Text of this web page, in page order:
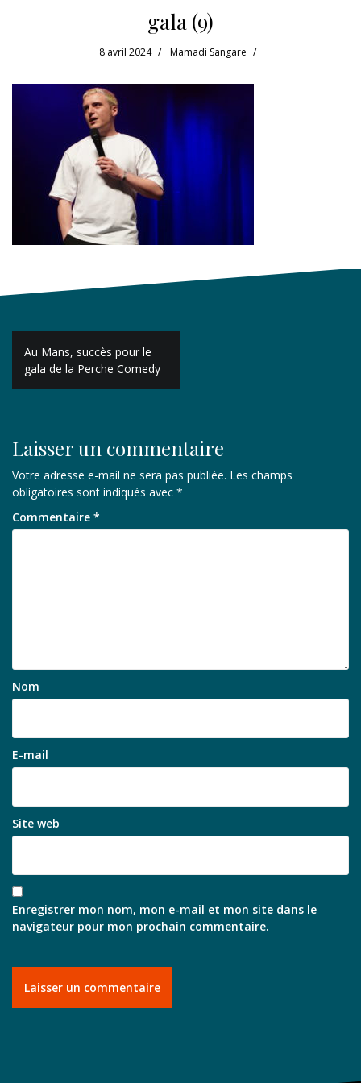
gala (9)
8 avril 2024 Mamadi Sangare
Navigation
de
l’article
Au Mans, succès pour le
gala de la Perche Comedy
Laisser un commentaire
Votre adresse e-mail ne sera pas publiée. Les champs
obligatoires sont indiqués avec *
Commentaire *
Nom
E-mail
Site web
Enregistrer mon nom, mon e-mail et mon site dans le
navigateur pour mon prochain commentaire.